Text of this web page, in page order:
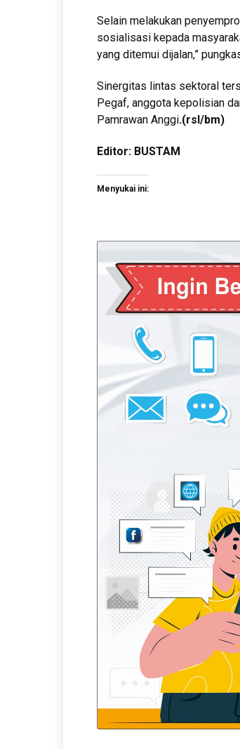
Selain melakukan
sosialisasi kepada
yang ditemui dijalan,”
Sinergitas lintas sektoral
Pegaf, anggota kepolisian
Pamrawan Anggi.(rsl/bm)
Editor: BUSTAM
Menyukai ini: